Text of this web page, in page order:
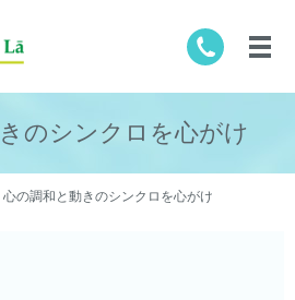
のシンクロを心がけ
心の調和と動きのシンクロを心がけ